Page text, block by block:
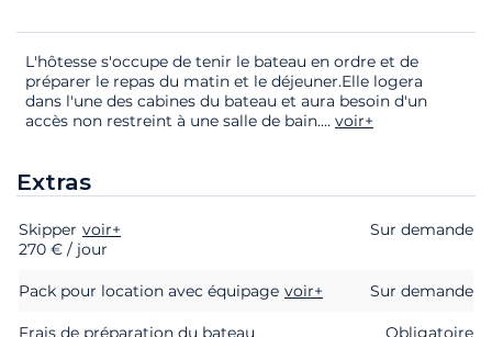
L'hôtesse s'occupe de tenir le bateau en ordre et de
préparer le repas du matin et le déjeuner.Elle logera
dans l'une des cabines du bateau et aura besoin d'un
accès non restreint à une salle de bain.... voir+
Extras
Extras Statut
Skipper voir+
Sur demande
270 € / jour
Pack pour location avec équipage voir+ Sur demande